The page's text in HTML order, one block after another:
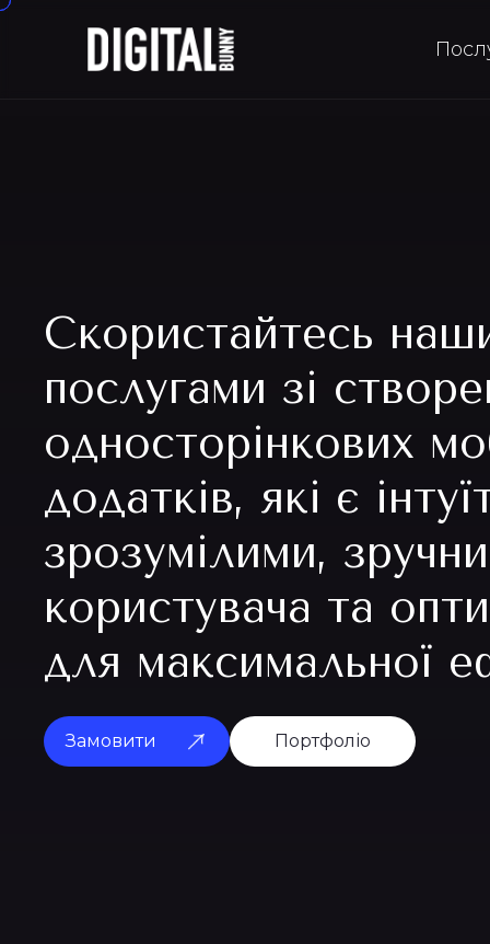
Скористайтесь
послугами зі
односторінкових
додатків, які є
зрозумілими,
користувача та
для максимальної
Замовити Портфоліо